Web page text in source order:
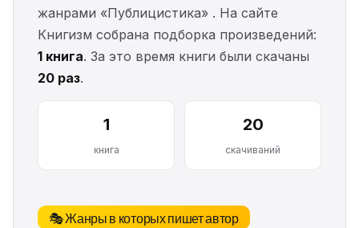
жанрами «Публицистика» . На сайте
Книгизм собрана подборка произведений:
1 книга. За это время книги были скачаны
20 раз.
1
книга
20
скачиваний
🎭 Жанры в которых пишет автор